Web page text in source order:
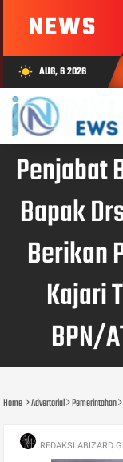
NEWS
wb_sunny AUG, 6 2026
Penjabat
Bapak
Berikan
Kajari
BPN/
Home Advertorial Pemerintahan
REDAKSI ABIZARD